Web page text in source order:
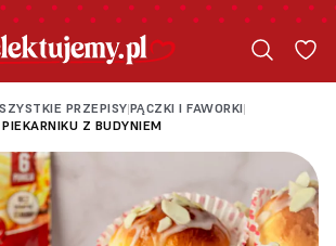
PRZEPISY|PĄCZKI I FAWORKI|
Z BUDYNIEM